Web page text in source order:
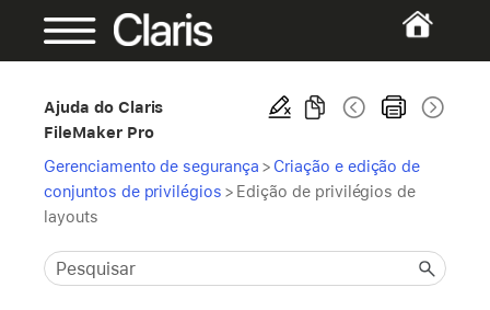
Ajuda do Claris
FileMaker Pro
Gerenciamento de segurança > Criação e edição de
conjuntos de privilégios > Edição de privilégios de
layouts